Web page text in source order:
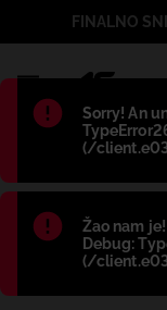
Błąd:
Sorry! An
(/
Błąd:
Žao nam
Debug:
(/
FINALNO